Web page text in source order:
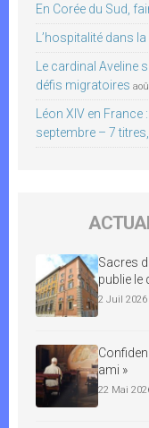
En Corée du Sud,
L’hospitalité dans la
Le cardinal Aveline
défis migratoires
Léon XIV en France
septembre – 7
Sacres
publie le
2 Juil 2026
ami »
22 Mai